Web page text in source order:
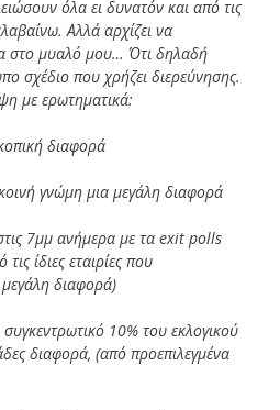
όλα ει δυνατόν και από τις
Αλλά αρχίζει να
στο μυαλό μου… Ότι δηλαδή
σχέδιο που χρήζει διερεύνησης.
με ερωτηματικά:
διαφορά
γνώμη μια μεγάλη διαφορά
7μμ ανήμερα με τα exit polls
ίδιες εταιρίες που
διαφορά)
10% του εκλογικού
διαφορά, (από προεπιλεγμένα